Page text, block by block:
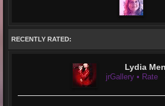
RECENTLY RATED:
Lydia
jrGallery • Rate